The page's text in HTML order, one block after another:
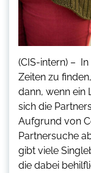
(CIS-intern) –
Zeiten zu
dann, wenn ein
sich die
Aufgrund von
Partnersuche
gibt viele
die dabei